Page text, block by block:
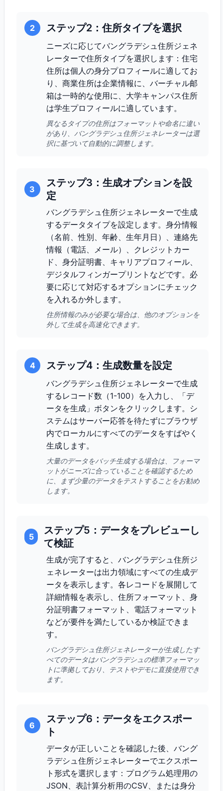
2 ステップ2：住所タイプを選択
ニーズに応じてバングラデシュ住所ジェネ
レーターで住所タイプを選択します：住宅
住所は個人の身分プロフィールに適してお
り、商業住所は企業情報に、バーチャル邮
箱は一時的な使用に、大学キャンパス住所
は学生プロフィールに適しています。
異なるタイプの住所はフォーマットや命名に違い
があり、バングラデシュ住所ジェネレーターは選
択に基づいて自動的に調整します。
3
ステップ3：生成オプションを設
定
バングラデシュ住所ジェネレーターで生成
するデータタイプを設定します。身分情報
（名前、性別、年齢、生年月日）、連絡先
情報（電話、メール）、クレジットカー
ド、身分証明書、キャリアプロフィール、
デジタルフィンガープリントなどです。必
要に応じて対応するオプションにチェック
を入れるか外します。
住所情報のみが必要な場合は、他のオプションを
外して生成を高速化できます。
4 ステップ4：生成数量を設定
バングラデシュ住所ジェネレーターで生成
するレコード数（1-100）を入力し、「デ
ータを生成」ボタンをクリックします。シ
ステムはサーバー応答を待たずにブラウザ
内でローカルにすべてのデータをすばやく
生成します。
大量のデータをバッチ生成する場合は、フォーマ
ットがニーズに合っていることを確認するため
に、まず少量のデータをテストすることをお勧め
します。
5
ステップ5：データをプレビューし
て検証
生成が完了すると、バングラデシュ住所ジ
ェネレーターは出力領域にすべての生成デ
ータを表示します。各レコードを展開して
詳細情報を表示し、住所フォーマット、身
分証明書フォーマット、電話フォーマット
などが要件を満たしているか検証できま
す。
バングラデシュ住所ジェネレーターが生成したす
べてのデータはバングラデシュの標準フォーマッ
トに準拠しており、テストやデモに直接使用でき
ます。
6
ステップ6：データをエクスポー
ト
データが正しいことを確認した後、バング
ラデシュ住所ジェネレーターでエクスポー
ト形式を選択します：プログラム処理用の
JSON、表計算分析用のCSV、または身分